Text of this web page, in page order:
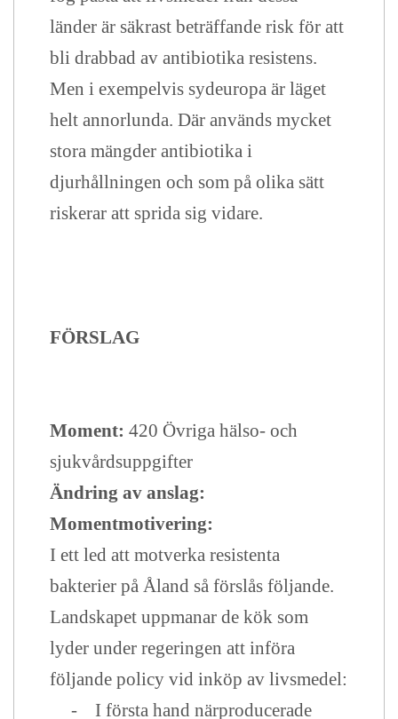
länder är säkrast beträffande risk för att
bli drabbad av antibiotika resistens.
Men i exempelvis sydeuropa är läget
helt annorlunda. Där används mycket
stora mängder antibiotika i
djurhållningen och som på olika sätt
riskerar att sprida sig vidare.
FÖRSLAG
Moment: 420 Övriga hälso- och
sjukvårdsuppgifter
Ändring av anslag:
Momentmotivering:
I ett led att motverka resistenta
bakterier på Åland så förslås följande.
Landskapet uppmanar de kök som
lyder under regeringen att införa
följande policy vid inköp av livsmedel:
-
I första hand närproducerade